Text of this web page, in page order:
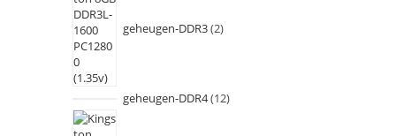
geheugen-DDR3 2
geheugen-DDR4 12